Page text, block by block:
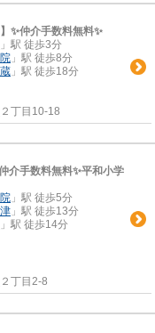
✨️仲介手数料無料✨️
」駅 徒歩3分
」駅 徒歩8分
」駅 徒歩18分
２丁目10-18
介手数料無料✨️平和小学
」駅 徒歩5分
」駅 徒歩13分
」駅 徒歩14分
２丁目2-8